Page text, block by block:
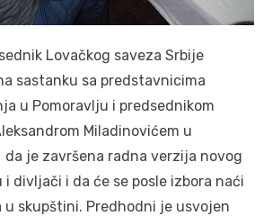
Lovačkog saveza Srbije
sastanku sa predstavnicima
u Pomoravlju i predsednikom
Miladinovićem u
je završena radna verzija novog
i divljači i da će se posle izbora naći
u skupštini. Predhodni je usvojen